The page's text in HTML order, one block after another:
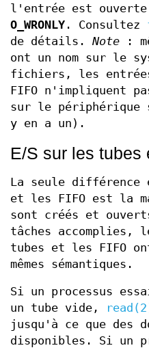
l'entrée est
O_WRONLY . Consultez
de détails. Note :
ont un nom sur le
fichiers, les
FIFO n'impliquent
sur le périphérique
y en a un).
E/S sur les tubes
La seule différence
et les FIFO est la
sont créés et
tâches accomplies,
tubes et les FIFO
mêmes sémantiques.
Si un processus
un tube vide,
jusqu'à ce que des
disponibles. Si un